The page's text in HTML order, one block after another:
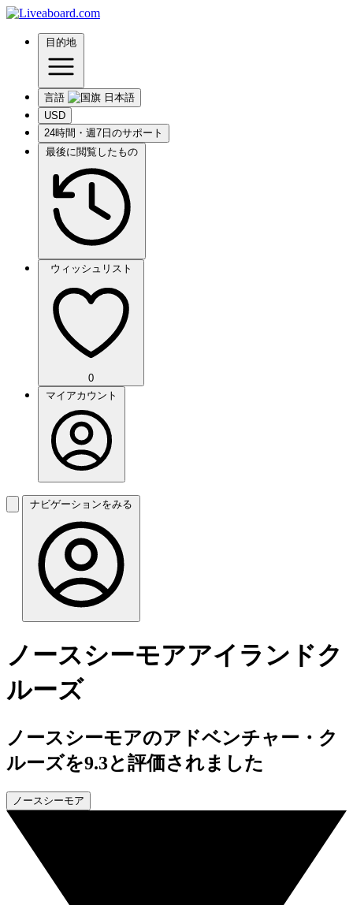
目的地
言語
USD
24時間・週7日のサポート
最後に閲覧したもの
ウィッシュリスト
0
マイアカウント
ナビゲーションをみる
ノースシーモアアイランドク
ルーズ
ノースシーモアのアドベンチャー・ク
ルーズを9.3と評価されました
ノースシーモア